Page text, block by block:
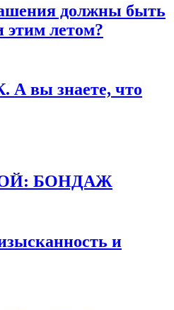
должны быть
этим летом?
А вы знаете, что
БОНДАЖ
и